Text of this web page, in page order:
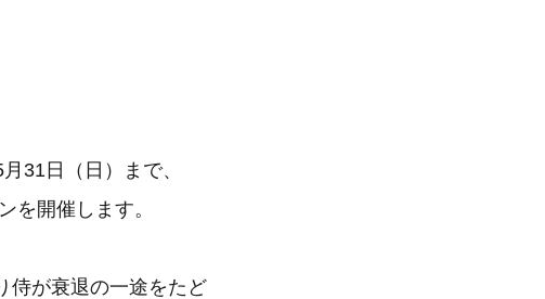
31日（日）まで、
を開催します。
侍が衰退の一途をたど